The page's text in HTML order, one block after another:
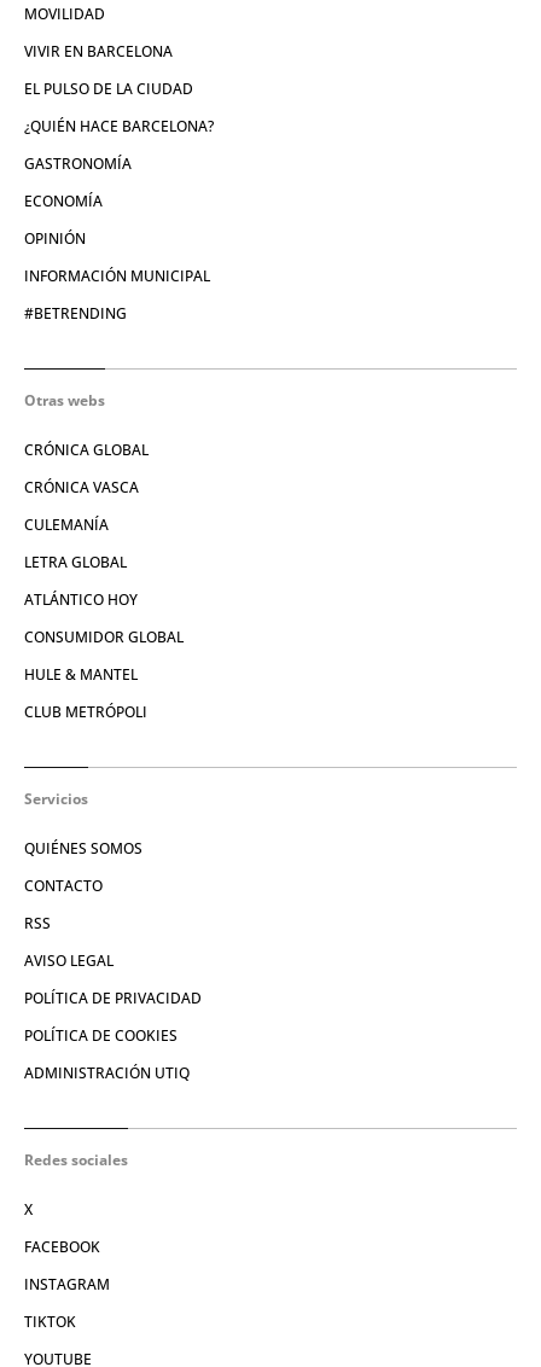
MOVILIDAD
VIVIR EN BARCELONA
EL PULSO DE LA CIUDAD
¿QUIÉN HACE BARCELONA?
GASTRONOMÍA
ECONOMÍA
OPINIÓN
INFORMACIÓN MUNICIPAL
#BETRENDING
Otras webs
CRÓNICA GLOBAL
CRÓNICA VASCA
CULEMANÍA
LETRA GLOBAL
ATLÁNTICO HOY
CONSUMIDOR GLOBAL
HULE & MANTEL
CLUB METRÓPOLI
Servicios
QUIÉNES SOMOS
CONTACTO
RSS
AVISO LEGAL
POLÍTICA DE PRIVACIDAD
POLÍTICA DE COOKIES
ADMINISTRACIÓN UTIQ
Redes sociales
X
FACEBOOK
INSTAGRAM
TIKTOK
YOUTUBE